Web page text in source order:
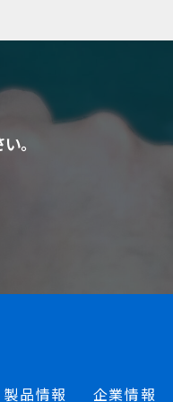
。
製品情報 企業情報